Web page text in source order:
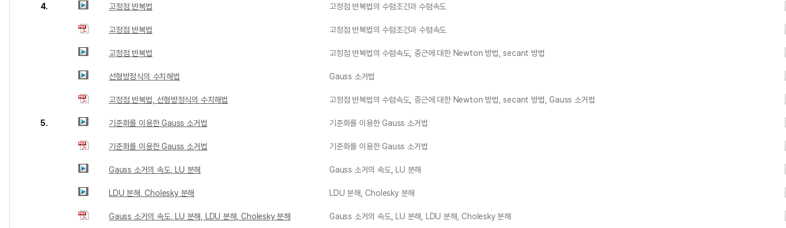
4. 고정점 반복법 고정점 반복법의 수렴조건과 수렴속도
고정점 반복법 고정점 반복법의 수렴조건과 수렴속도
고정점 반복법 고정점 반복법의 수렴속도, 중근에 대한 Newton 방법, secant 방법
선형방정식의 수치해법 Gauss 소거법
고정점 반복법, 선형방정식의 수치해법 고정점 반복법의 수렴속도, 중근에 대한 Newton 방법, secant 방법, Gauss 소거법
5. 기준화를 이용한 Gauss 소거법 기준화를 이용한 Gauss 소거법
기준화를 이용한 Gauss 소거법 기준화를 이용한 Gauss 소거법
Gauss 소거의 속도, LU 분해 Gauss 소거의 속도, LU 분해
LDU 분해, Cholesky 분해 LDU 분해, Cholesky 분해
Gauss 소거의 속도, LU 분해, LDU 분해, Cholesky 분해 Gauss 소거의 속도, LU 분해, LDU 분해, Cholesky 분해